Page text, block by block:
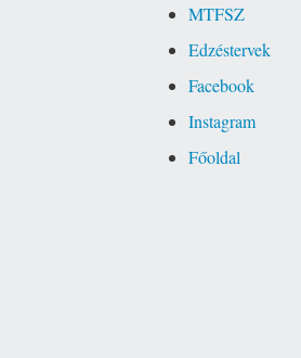
MTFSZ
Edzéstervek
Facebook
Instagram
Főoldal